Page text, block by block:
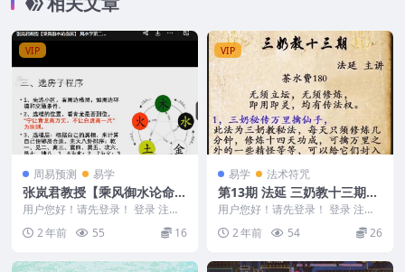
VIP
周易预测 易学
张岚君教授【乘风御水论命
运】 网课完整2视频+图
用户您好！请先登录！ 登录 注册
张岚君教授【乘风御水论命运】
网课完整 241...
2 年前 55 16
VIP
易学 法术符咒
第13期 法延 三奶教十三期
+视频+文档
用户您好！请先登录！ 登录 注册
法延 三奶教十三期+视频+文档 第
13期 24...
2 年前 54 26